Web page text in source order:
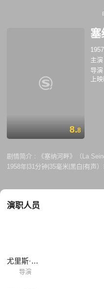
8.8
塞
1957
主演
导演
上
剧情简介 :
《塞纳河畔》（La
1958年|31分钟|35毫米|黑白|有声
绘了巴黎风情。影片开始，摄影
的地闲逛，几个小痞子目不转睛地
怀以及洞察世事的幽默感的诗篇。
且是导演亲自带来的拷...
演职人员
尤里斯·伊文思
导演